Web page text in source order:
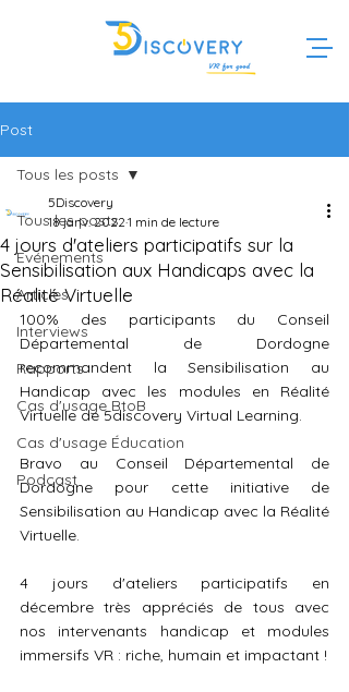
Post
Tous les posts
Evénements
Articles
Interviews
Rapports
Cas d'usage BtoB
Cas d'usage Éducation
Podcast
Tous les posts
4 jours d'ateliers participatifs sur la
Sensibilisation aux Handicaps avec la
Réalité Virtuelle
5Discovery
18 janv. 2022 1 min de lecture
100% des participants du Conseil
Départemental de Dordogne
recommandent la Sensibilisation au
Handicap avec les modules en Réalité
Virtuelle de 5discovery Virtual Learning.
Bravo au Conseil Départemental de
Dordogne pour cette initiative de
Sensibilisation au Handicap avec la Réalité
Virtuelle.
4 jours d'ateliers participatifs en
décembre très appréciés de tous avec
nos intervenants handicap et modules
immersifs VR : riche, humain et impactant !